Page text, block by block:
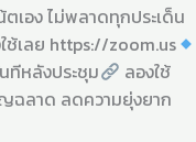
เอง ไม่พลาดทุกประเด็น
ช้เลย https://zoom.us
ทีหลังประชุม
ลองใช้
ฉลาด ลดความยุ่งยาก